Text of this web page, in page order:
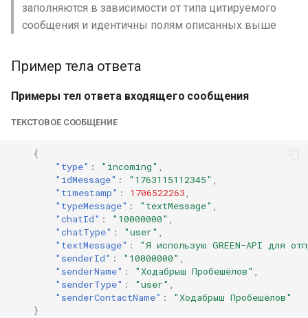
заполняются в зависимости от типа цитируемого
сообщения и идентичны полям описанных выше
Пример тела ответа
Примеры тел ответа входящего сообщения
ТЕКСТОВОЕ СООБЩЕНИЕ
{
"type" : "incoming" ,
"idMessage" : "1763115112345" ,
"timestamp" : 1706522263,
"typeMessage" : "textMessage" ,
"chatId" : "10000000" ,
"chatType" : "user" ,
"textMessage" :
"Я использую GREEN-API для
"senderId" : "10000000" ,
"senderName" : "Ходабрыш Пробешёлов" ,
"senderType" : "user" ,
"senderContactName" :
"Ходабрыш Пробешёлов"
}